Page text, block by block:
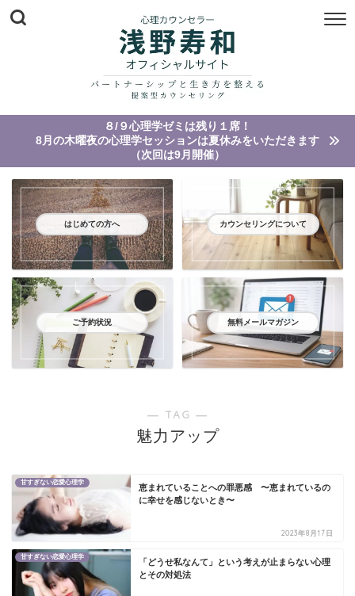
８/９心理学ゼミは残り１席！
8月の木曜夜の心理学セッションは夏休みをいただきます
（次回は9月開催）
はじめての方へ カウンセリングについて
ご予約状況 無料メールマガジン
― TAG ―
魅力アップ
甘すぎない恋愛心理学
恵まれていることへの罪悪感 〜恵まれているの
に幸せを感じないとき〜
2023年8月17日
甘すぎない恋愛心理学
「どうせ私なんて」という考えが止まらない心理
とその対処法